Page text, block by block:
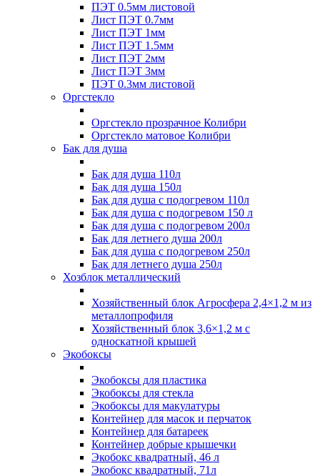
ПЭТ 0.5мм листовой
Лист ПЭТ 0.7мм
Лист ПЭТ 1мм
Лист ПЭТ 1.5мм
Лист ПЭТ 2мм
Лист ПЭТ 3мм
ПЭТ 0.3мм листовой
Оргстекло
Оргстекло прозрачное Колибри
Оргстекло матовое Колибри
Бак для душа
Бак для душа 110л
Бак для душа 150л
Бак для душа с подогревом 110л
Бак для душа с подогревом 150 л
Бак для душа с подогревом 200л
Бак для летнего душа 200л
Бак для душа с подогревом 250л
Бак для летнего душа 250л
Хозблок металлический
Хозяйственный блок Агросфера 2,4×1,2 м из
металлопрофиля
Хозяйственный блок 3,6×1,2 м с
односкатной крышей
Экобоксы
Экобоксы для пластика
Экобоксы для стекла
Экобоксы для макулатуры
Контейнер для масок и перчаток
Контейнер для батареек
Контейнер добрые крышечки
Экобокс квадратный, 46 л
Экобокс квадратный, 71л